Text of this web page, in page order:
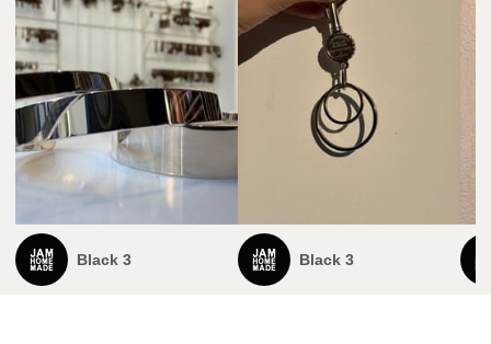
Black 3 Black 3